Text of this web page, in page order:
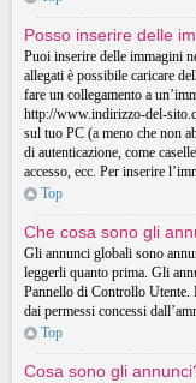
Posso inserire delle
Puoi inserire delle immagini
allegati è possibile caricare
fare un collegamento a
http://www.indirizzo-del-
sul tuo PC (a meno che non
di autenticazione, come
accesso, ecc. Per inserire
Top
Che cosa sono gli
Gli annunci globali sono
leggerli quanto prima. Gli
Pannello di Controllo Utente.
dai permessi concessi
Top
Cosa sono gli